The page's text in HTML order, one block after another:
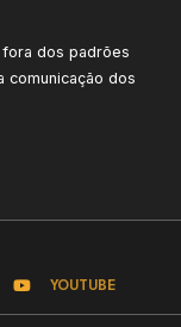
dos padrões
comunicação dos
YOUTUBE